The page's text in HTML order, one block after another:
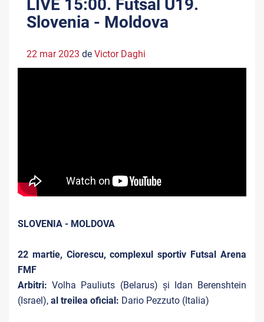
LIVE 15:00. Futsal U19.
Slovenia - Moldova
22 mar 2023 de Victor Daghi
SLOVENIA - MOLDOVA
22 martie, Ciorescu, complexul sportiv Futsal Arena
FMF
Arbitri:Volha Pauliuts (Belarus) și Idan Berenshtein
(Israel), al treilea oficial: Dario Pezzuto (Italia)